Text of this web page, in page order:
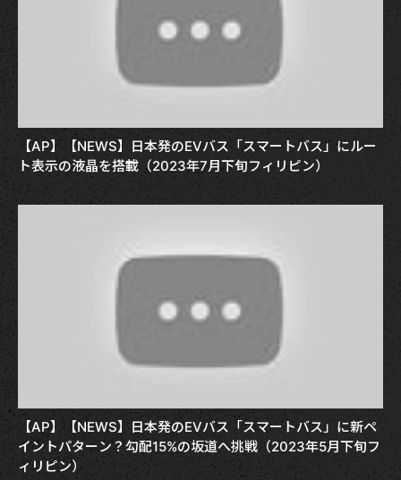
【AP】【NEWS】日本発のEVバス「スマートバス」にルー
ト表示の液晶を搭載（2023年7月下旬フィリピン）
【AP】【NEWS】日本発のEVバス「スマートバス」に新ペ
イントパターン？勾配15%の坂道へ挑戦（2023年5月下旬フ
ィリピン）